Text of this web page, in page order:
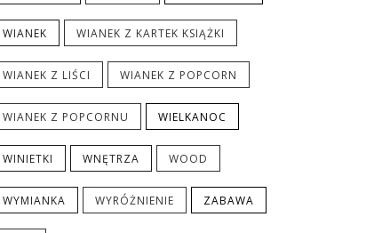
WIANEK WIANEK Z KARTEK KSIĄŻKI
WIANEK Z LIŚCI WIANEK Z POPCORN
WIANEK Z POPCORNU WIELKANOC
WINIETKI WNĘTRZA WOOD
WYMIANKA WYRÓŻNIENIE ZABAWA